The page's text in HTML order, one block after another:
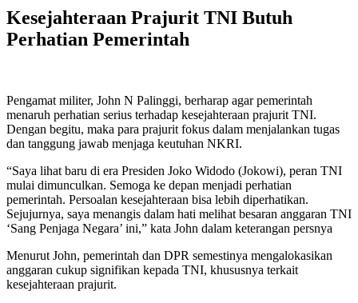
Kesejahteraan Prajurit TNI Butuh
Perhatian Pemerintah
Pengamat militer, John N Palinggi, berharap agar pemerintah
menaruh perhatian serius terhadap kesejahteraan prajurit TNI.
Dengan begitu, maka para prajurit fokus dalam menjalankan tugas
dan tanggung jawab menjaga keutuhan NKRI.
“Saya lihat baru di era Presiden Joko Widodo (Jokowi), peran TNI
mulai dimunculkan. Semoga ke depan menjadi perhatian
pemerintah. Persoalan kesejahteraan bisa lebih diperhatikan.
Sejujurnya, saya menangis dalam hati melihat besaran anggaran TNI
‘Sang Penjaga Negara’ ini,” kata John dalam keterangan persnya
Menurut John, pemerintah dan DPR semestinya mengalokasikan
anggaran cukup signifikan kepada TNI, khususnya terkait
kesejahteraan prajurit.